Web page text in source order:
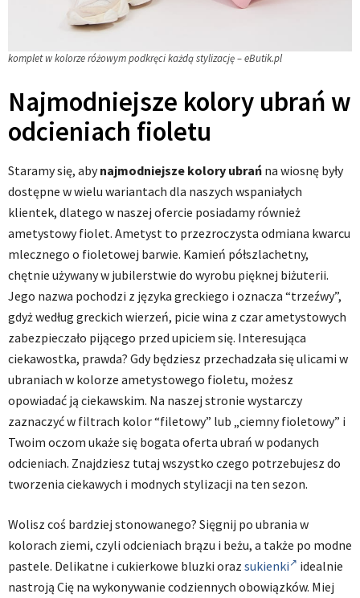
komplet w kolorze różowym podkręci każdą stylizację – eButik.pl
Najmodniejsze kolory ubrań w
odcieniach fioletu
Staramy się, abynajmodniejsze kolory ubrań na wiosnę były
dostępne w wielu wariantach dla naszych wspaniałych
klientek, dlatego w naszej ofercie posiadamy również
ametystowy fiolet. Ametyst to przezroczysta odmiana kwarcu
mlecznego o fioletowej barwie. Kamień półszlachetny,
chętnie używany w jubilerstwie do wyrobu pięknej biżuterii.
Jego nazwa pochodzi z języka greckiego i oznacza “trzeźwy”,
gdyż według greckich wierzeń, picie wina z czar ametystowych
zabezpieczało pijącego przed upiciem się. Interesująca
ciekawostka, prawda? Gdy będziesz przechadzała się ulicami w
ubraniach w kolorze ametystowego fioletu, możesz
opowiadać ją ciekawskim. Na naszej stronie wystarczy
zaznaczyć w filtrach kolor “filetowy” lub „ciemny fioletowy” i
Twoim oczom ukaże się bogata oferta ubrań w podanych
odcieniach. Znajdziesz tutaj wszystko czego potrzebujesz do
tworzenia ciekawych i modnych stylizacji na ten sezon.
Wolisz coś bardziej stonowanego? Sięgnij po ubrania w
kolorach ziemi, czyli odcieniach brązu i beżu, a także po modne
pastele. Delikatne i cukierkowe bluzki oraz sukienki
idealnie
nastroją Cię na wykonywanie codziennych obowiązków. Miej